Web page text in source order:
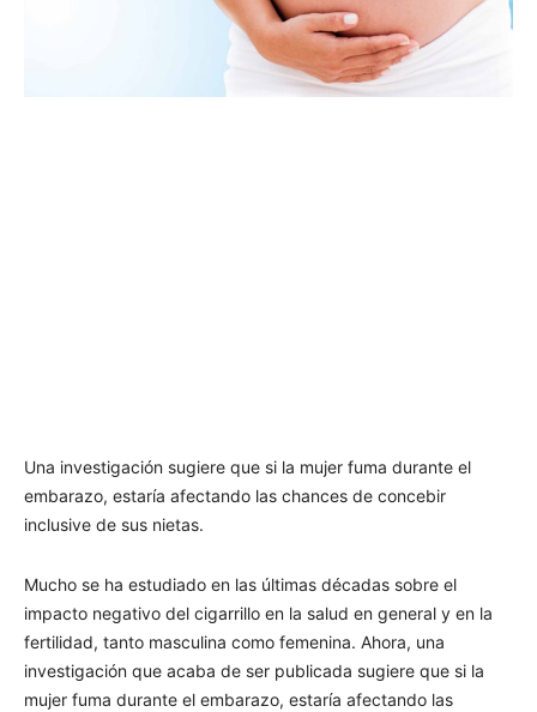
Una investigación sugiere que si la mujer fuma durante el
embarazo, estaría afectando las chances de concebir
inclusive de sus nietas.
Mucho se ha estudiado en las últimas décadas sobre el
impacto negativo del cigarrillo en la salud en general y en la
fertilidad, tanto masculina como femenina. Ahora, una
investigación que acaba de ser publicada sugiere que si la
mujer fuma durante el embarazo, estaría afectando las